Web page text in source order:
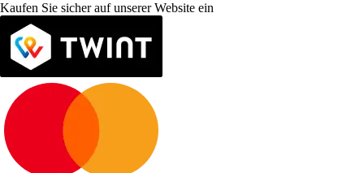
Kaufen Sie sicher auf unserer Website ein